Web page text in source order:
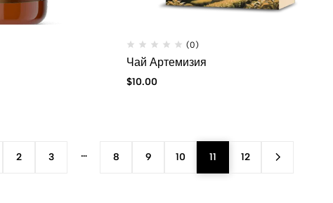
(0)
Чай Артемизия
$10.00
2 3 … 8 9 10 11 12